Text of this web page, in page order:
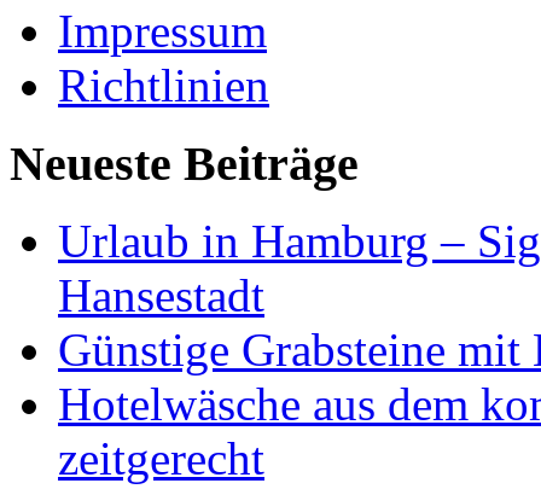
Impressum
Richtlinien
Neueste Beiträge
Urlaub in Hamburg –
Hansestadt
Günstige Grabsteine mit
Hotelwäsche aus dem
zeitgerecht